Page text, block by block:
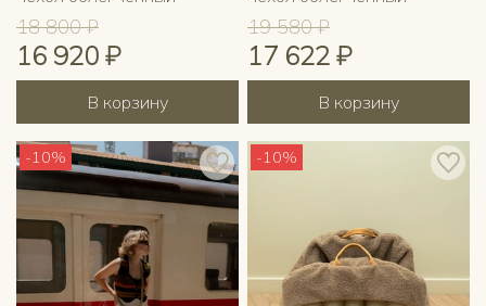
18 800 ₽
16 920 ₽
В корзину
19 580 ₽
17 622 ₽
В корзину
-10% -10%